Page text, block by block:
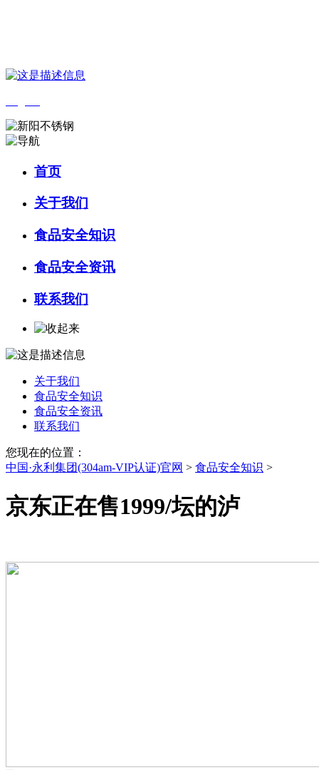
首页
关于我们
食品安全知识
食品安全资讯
联系我们
关于我们
食品安全知识
食品安全资讯
联系我们
您现在的位置：
中国·永利集团(304am-VIP认证)官网 > 食品安全知识 >
京东正在售1999/坛的泸